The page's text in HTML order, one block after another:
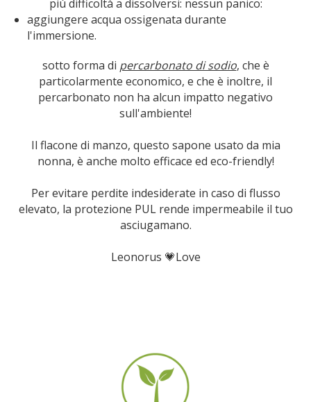
più difficoltà a dissolversi: nessun panico:
aggiungere acqua ossigenata durante
l'immersione.
sotto forma di percarbonato di sodio, che è
particolarmente economico, e che è inoltre, il
percarbonato non ha alcun impatto negativo
sull'ambiente!
Il flacone di manzo, questo sapone usato da mia
nonna, è anche molto efficace ed eco-friendly!
Per evitare perdite indesiderate in caso di flusso
elevato, la protezione PUL rende impermeabile il tuo
asciugamano.
Leonorus 💗Love